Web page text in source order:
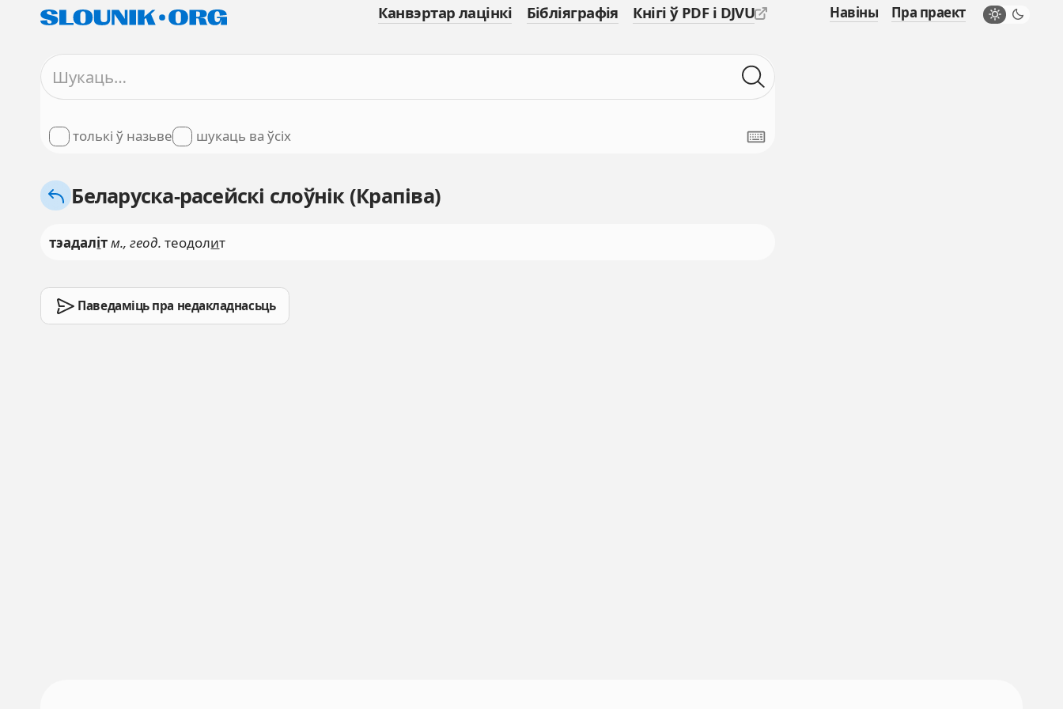
Канвэртар лацінкі Бібліяграфія Кнігі ў PDF і DJVU Навіны Пра праект
толькі ў назьве шукаць ва ўсіх
Беларуска-расейскі слоўнік (Крапіва)
тэадалітм., геод. теодолит
Паведаміць пра недакладнасьць